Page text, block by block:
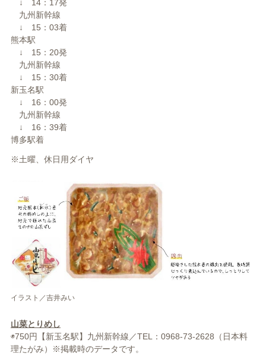
↓ 14：17発
九州新幹線
↓ 15：03着
熊本駅
↓ 15：20発
九州新幹線
↓ 15：30着
新玉名駅
↓ 16：00発
九州新幹線
↓ 16：39着
博多駅着
※土曜、休日用ダイヤ
イラスト／吉井みい
山菜とりめし
◉750円【新玉名駅】九州新幹線／TEL：0968-73-2628（日本料
理たがみ）※掲載時のデータです。